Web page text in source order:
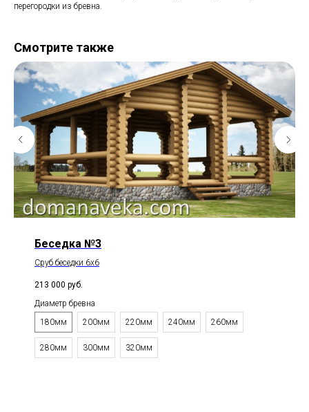
перегородки из бревна.
Смотрите также
Беседка №3
Сруб беседки 6х6
213 000 руб.
Диаметр бревна
180мм
200мм 220мм 240мм 260мм
280мм 300мм 320мм